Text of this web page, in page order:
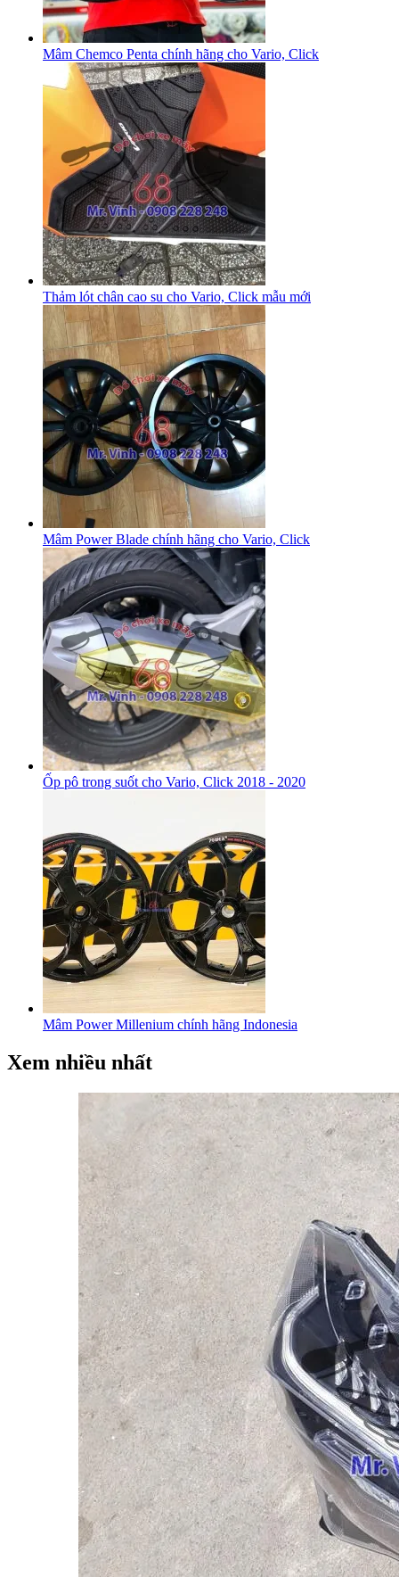
Mâm Chemco Penta chính hãng cho Vario, Click
Thảm lót chân cao su cho Vario, Click mẫu mới
Mâm Power Blade chính hãng cho Vario, Click
Ốp pô trong suốt cho Vario, Click 2018 - 2020
Mâm Power Millenium chính hãng Indonesia
Xem nhiều nhất